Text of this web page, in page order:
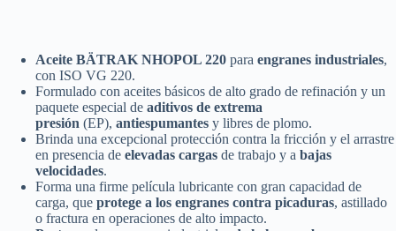
Aceite BÄTRAK NHOPOL 220 para engranes industriales,
con ISO VG 220.
Formulado con aceites básicos de alto grado de refinación y un
paquete especial de aditivos de extrema
presión (EP), antiespumantes y libres de plomo.
Brinda una excepcional protección contra la fricción y el arrastre
en presencia de elevadas cargas de trabajo y a bajas
velocidades.
Forma una firme película lubricante con gran capacidad de
carga, que protege a los engranes contra picaduras, astillado
o fractura en operaciones de alto impacto.